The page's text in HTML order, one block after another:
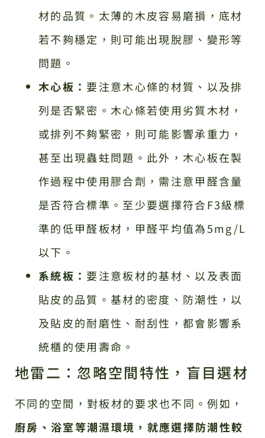
材的品質。太薄的木皮容易磨損，底材
若不夠穩定，則可能出現脫膠、變形等
問題。
木心板： 要注意木心條的材質、以及排
列是否緊密。木心條若使用劣質木材，
或排列不夠緊密，則可能影響承重力，
甚至出現蟲蛀問題。此外，木心板在製
作過程中使用膠合劑，需注意甲醛含量
是否符合標準。至少要選擇符合F3級標
準的低甲醛板材，甲醛平均值為5mg/L
以下。
系統板： 要注意板材的基材、以及表面
貼皮的品質。基材的密度、防潮性，以
及貼皮的耐磨性、耐刮性，都會影響系
統櫃的使用壽命。
地雷二：忽略空間特性，盲目選材
不同的空間，對板材的要求也不同。例如，
廚房、浴室等潮濕環境，就應選擇防潮性較